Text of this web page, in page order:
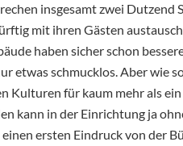
insgesamt zwei Dutzend
mit ihren Gästen
haben sicher schon
etwas schmucklos. Aber wie
Kulturen für kaum mehr als
kann in der Einrichtung ja
ersten Eindruck von der